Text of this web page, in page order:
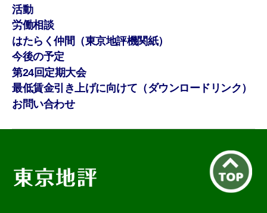
活動
労働相談
はたらく仲間（東京地評機関紙）
今後の予定
第24回定期大会
最低賃金引き上げに向けて（ダウンロードリンク）
お問い合わせ